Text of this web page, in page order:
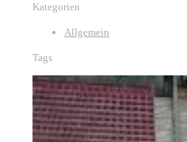
Kategorien
Allgemein
Tags